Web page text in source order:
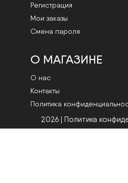
Регистрация
Мои заказы
Смена пароля
О МАГАЗИНЕ
О нас
Контакты
Политика
2026 | Политика